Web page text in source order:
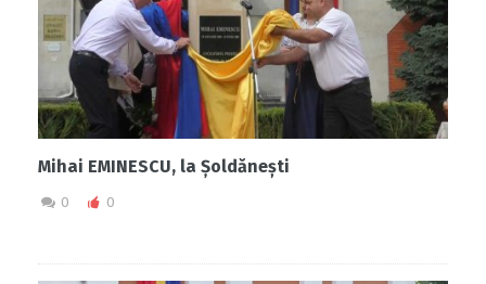
Mihai EMINESCU, la Șoldănești
0 0